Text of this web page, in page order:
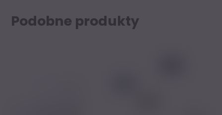
Podobne produkty